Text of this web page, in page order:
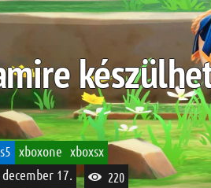
xboxone xboxsx
17.
220